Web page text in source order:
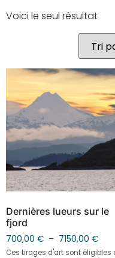
Voici le seul résultat
Dernières lueurs sur le
fjord
700,00 € – 7150,00 €